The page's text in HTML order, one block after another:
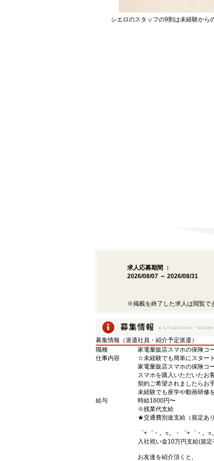
シエロのスタッフの9割は未経験から
求人応募期間 ：
2026/08/07 ～ 2026/08/31
※掲載を終了した求人は閲覧で
募集情報（派遣社員・紹介予定派遣）
職種
家電量販店スマホの保険コ
仕事内容
☆未経験でも簡単にスター
家電量販店スマホの保険コ
スマホを購入いただいたお
契約ご希望されましたらお
未経験でも座学や動画研修
給与
時給1600円〜
※残業代支給
★交通費別途支給（規定あり
゜+゜・。○。・゜+゜・。○
入社祝い金10万円支給(規定
お友達を紹介頂くと,